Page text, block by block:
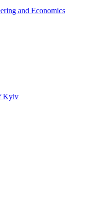
and Economics
Kyiv